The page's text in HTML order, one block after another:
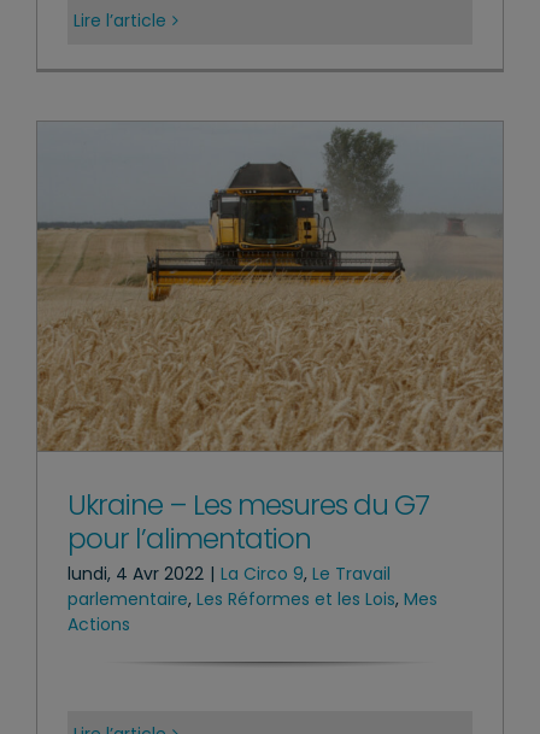
Lire l’article
Ukraine – Les mesures du G7
pour l’alimentation
lundi, 4 Avr 2022 | La Circo 9, Le Travail
parlementaire, Les Réformes et les Lois, Mes
Actions